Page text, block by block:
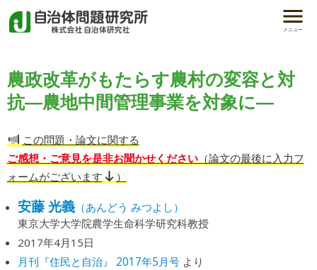
メニュー
農政改革がもたらす農村の変容と対
抗―農地中間管理事業を対象に―
この問題・論文に関する
ご感想・ご意見を是非お聞かせください（論文の最後に入力フ
ォームがございます
）
安藤 光義（あんどう みつよし）
東京大学大学院農学生命科学研究科教授
2017年4月15日
月刊『住民と自治』 2017年5月号より